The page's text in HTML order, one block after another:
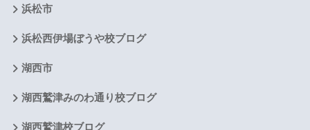
浜松市
浜松西伊場ぼうや校ブログ
湖西市
湖西鷲津みのわ通り校ブログ
湖西鷲津校ブログ